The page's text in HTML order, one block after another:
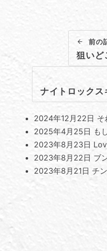
前の
狙いど
ナイトロックス
2024年12月22日 そ
2025年4月25日 も
2023年8月23日
2023年8月22日 ブ
2023年8月21日 チ